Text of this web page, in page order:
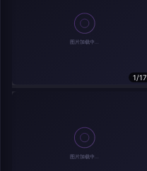
1/17
@author